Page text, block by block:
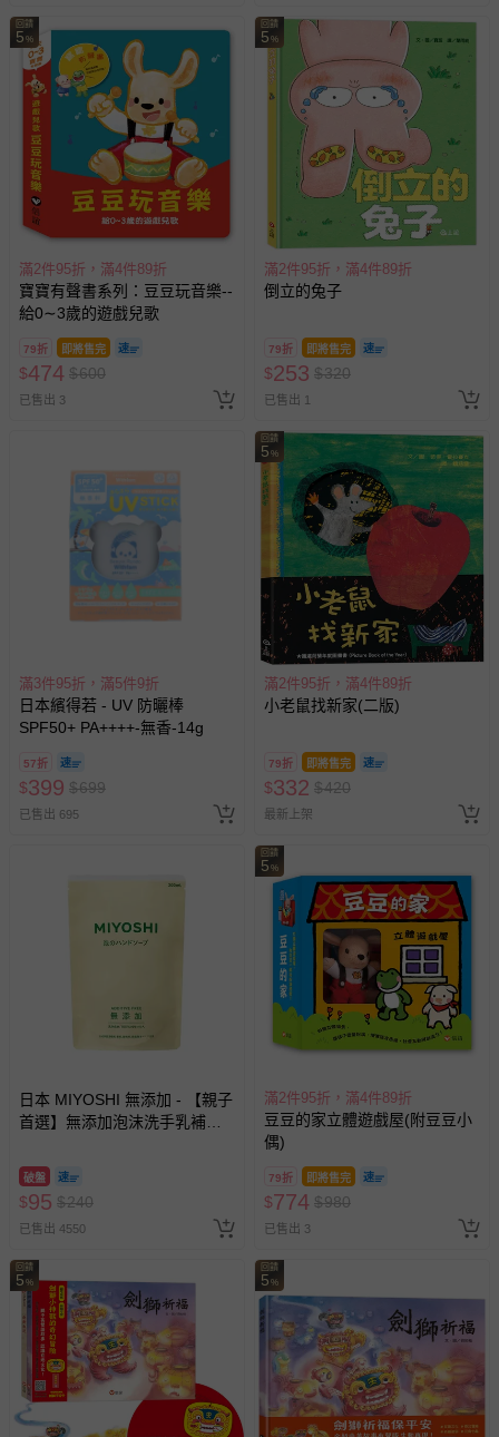
回饋
5 %
滿2件95折，滿4件89折
寶寶有聲書系列：豆豆玩音樂--
給0∼3歲的遊戲兒歌
79折 即將售完
$474 $600
已售出 3
回饋
5 %
滿2件95折，滿4件89折
倒立的兔子
79折 即將售完
$253 $320
已售出 1
滿3件95折，滿5件9折
日本繽得若 - UV 防曬棒
SPF50+ PA++++-無香-14g
57折
$399 $699
已售出 695
回饋
5 %
滿2件95折，滿4件89折
小老鼠找新家(二版)
79折 即將售完
$332 $420
最新上架
日本 MIYOSHI 無添加 - 【親子
首選】無添加泡沫洗手乳補充
破盤
$95 $240
已售出 4550
回饋
5 %
滿2件95折，滿4件89折
豆豆的家立體遊戲屋(附豆豆小
偶)
79折 即將售完
$774 $980
已售出 3
回饋
5 %
回饋
5 %